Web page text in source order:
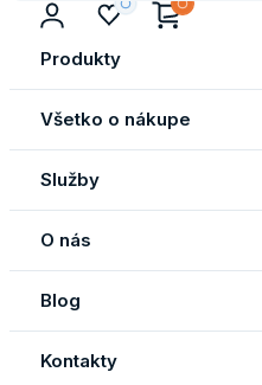
Produkty
Všetko o nákupe
Služby
O nás
Blog
Kontakty